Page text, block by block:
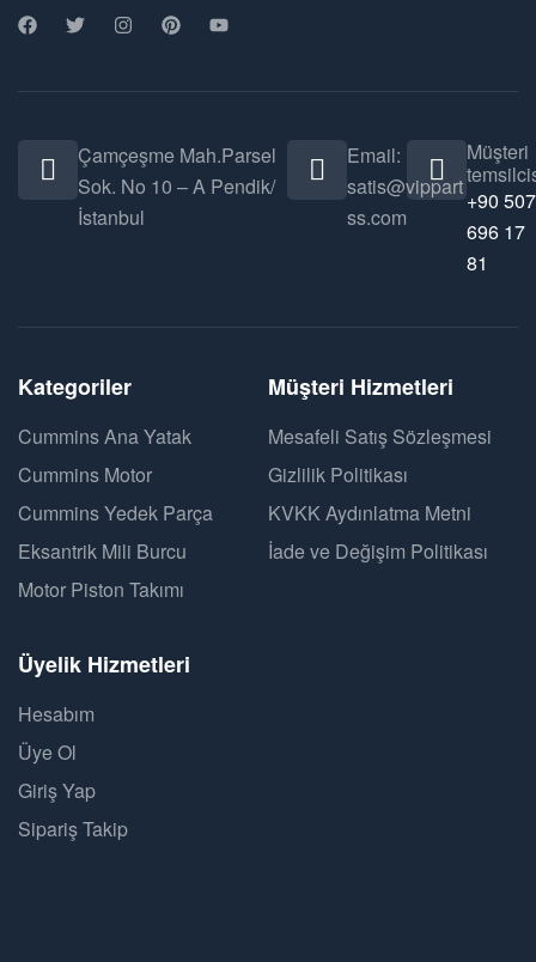
Çamçeşme Mah.Parsel
Sok. No 10 – A Pendik/
İstanbul
Email:
satis@vippart
ss.com
Müşteri
+90 507
696 17
81
Kategoriler
Cummins Ana Yatak
Cummins Motor
Cummins Yedek Parça
Eksantrik Mili Burcu
Motor Piston Takımı
Müşteri Hizmetleri
Mesafeli Satış Sözleşmesi
Gizlilik Politikası
KVKK Aydınlatma Metni
İade ve Değişim Politikası
Üyelik Hizmetleri
Hesabım
Üye Ol
Giriş Yap
Sipariş Takip